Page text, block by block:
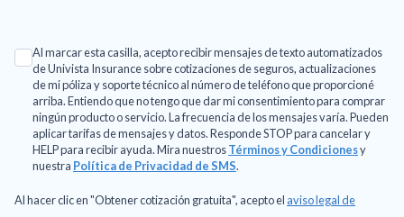
Al marcar esta casilla, acepto recibir mensajes de texto automatizados
de Univista Insurance sobre cotizaciones de seguros, actualizaciones
de mi póliza y soporte técnico al número de teléfono que proporcioné
arriba. Entiendo que no tengo que dar mi consentimiento para comprar
ningún producto o servicio. La frecuencia de los mensajes varía. Pueden
aplicar tarifas de mensajes y datos. Responde STOP para cancelar y
HELP para recibir ayuda. Mira nuestrosTérminos y Condicionesy
nuestra Política de Privacidad de SMS.
Al hacer clic en "Obtener cotización gratuita", acepto el aviso legal de